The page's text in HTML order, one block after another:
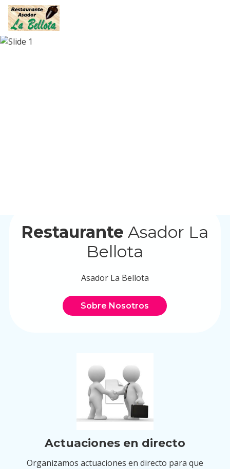
Restaurante Asador La
Bellota
Asador La Bellota
Sobre Nosotros
Actuaciones en directo
Organizamos actuaciones en directo para que